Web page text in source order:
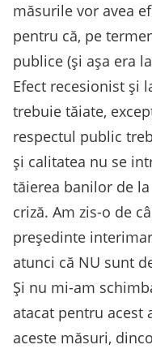
măsurile vor avea
pentru că, pe
publice (şi aşa era
Efect recesionist şi
trebuie tăiate,
respectul public
şi calitatea nu se
tăierea banilor de
criză. Am zis-o de
preşedinte
atunci că NU sunt
Şi nu mi-am
atacat pentru acest
aceste măsuri,